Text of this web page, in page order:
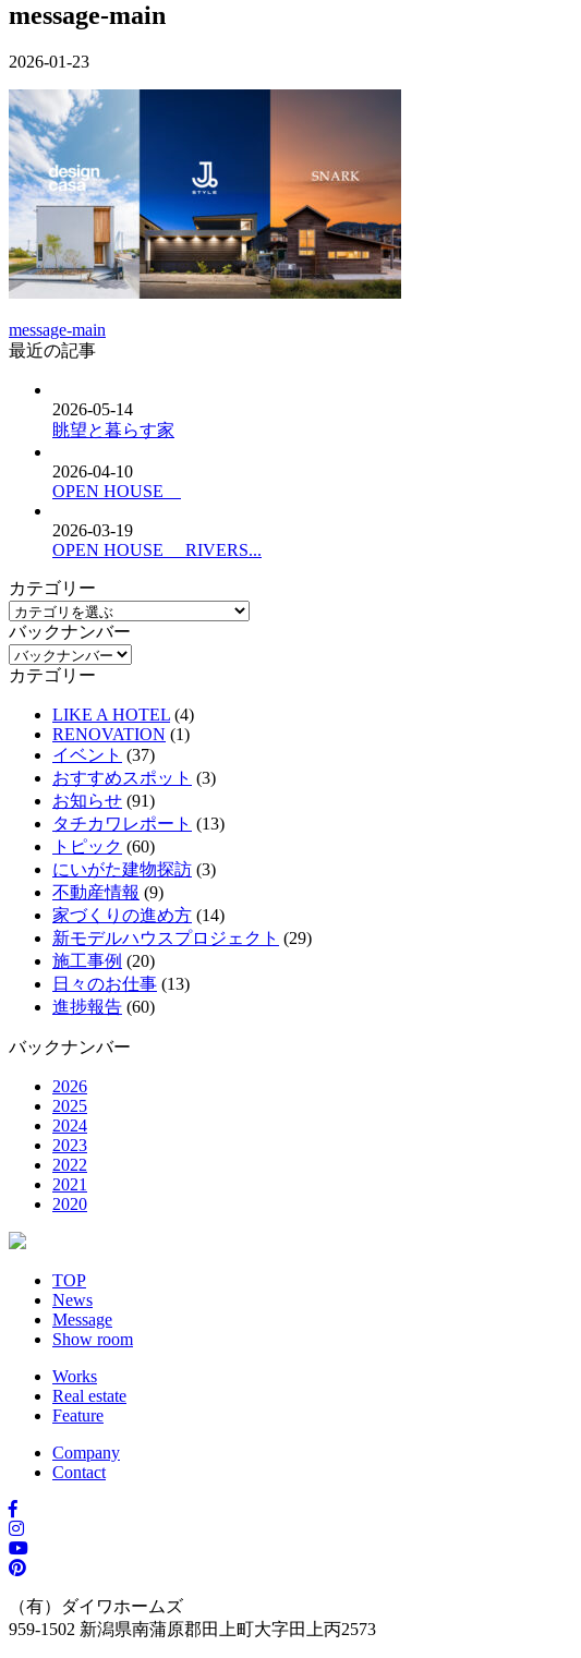
message-main
2026-01-23
message-main
最近の記事
2026-05-14
眺望と暮らす家
2026-04-10
OPEN HOUSE
2026-03-19
OPEN HOUSE RIVERS...
カテゴリー
バックナンバー
カテゴリー
LIKE A HOTEL (4)
RENOVATION (1)
イベント (37)
おすすめスポット (3)
お知らせ (91)
タチカワレポート (13)
トピック (60)
にいがた建物探訪 (3)
不動産情報 (9)
家づくりの進め方 (14)
新モデルハウスプロジェクト (29)
施工事例 (20)
日々のお仕事 (13)
進捗報告 (60)
バックナンバー
2026
2025
2024
2023
2022
2021
2020
TOP
News
Message
Show room
Works
Real estate
Feature
Company
Contact
（有）ダイワホームズ
959-1502 新潟県南蒲原郡田上町大字田上丙2573